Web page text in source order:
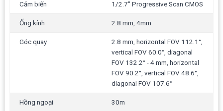
Cảm biến 1/2.7" Progressive Scan CMOS
Ống kính 2.8 mm, 4mm
Góc quay
2.8 mm, horizontal FOV 112.1°,
vertical FOV 60.0°, diagonal
FOV 132.2° - 4 mm, horizontal
FOV 90.2°, vertical FOV 48.6°,
diagonal FOV 107.6°
Hồng ngoại 30m